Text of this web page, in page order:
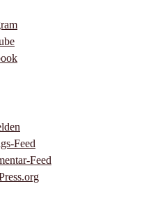
Feed
Feed